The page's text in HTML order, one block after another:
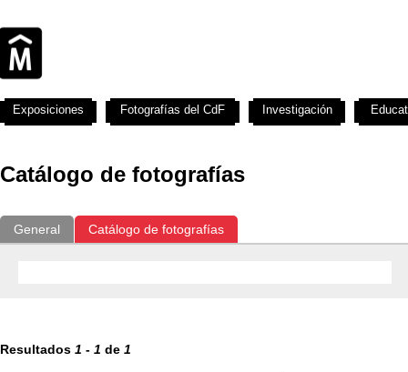
Catálogo de fotografías
General Catálogo de fotografías
Resultados 1 - 1 de 1
Exposiciones Fotografías del CdF Investigación